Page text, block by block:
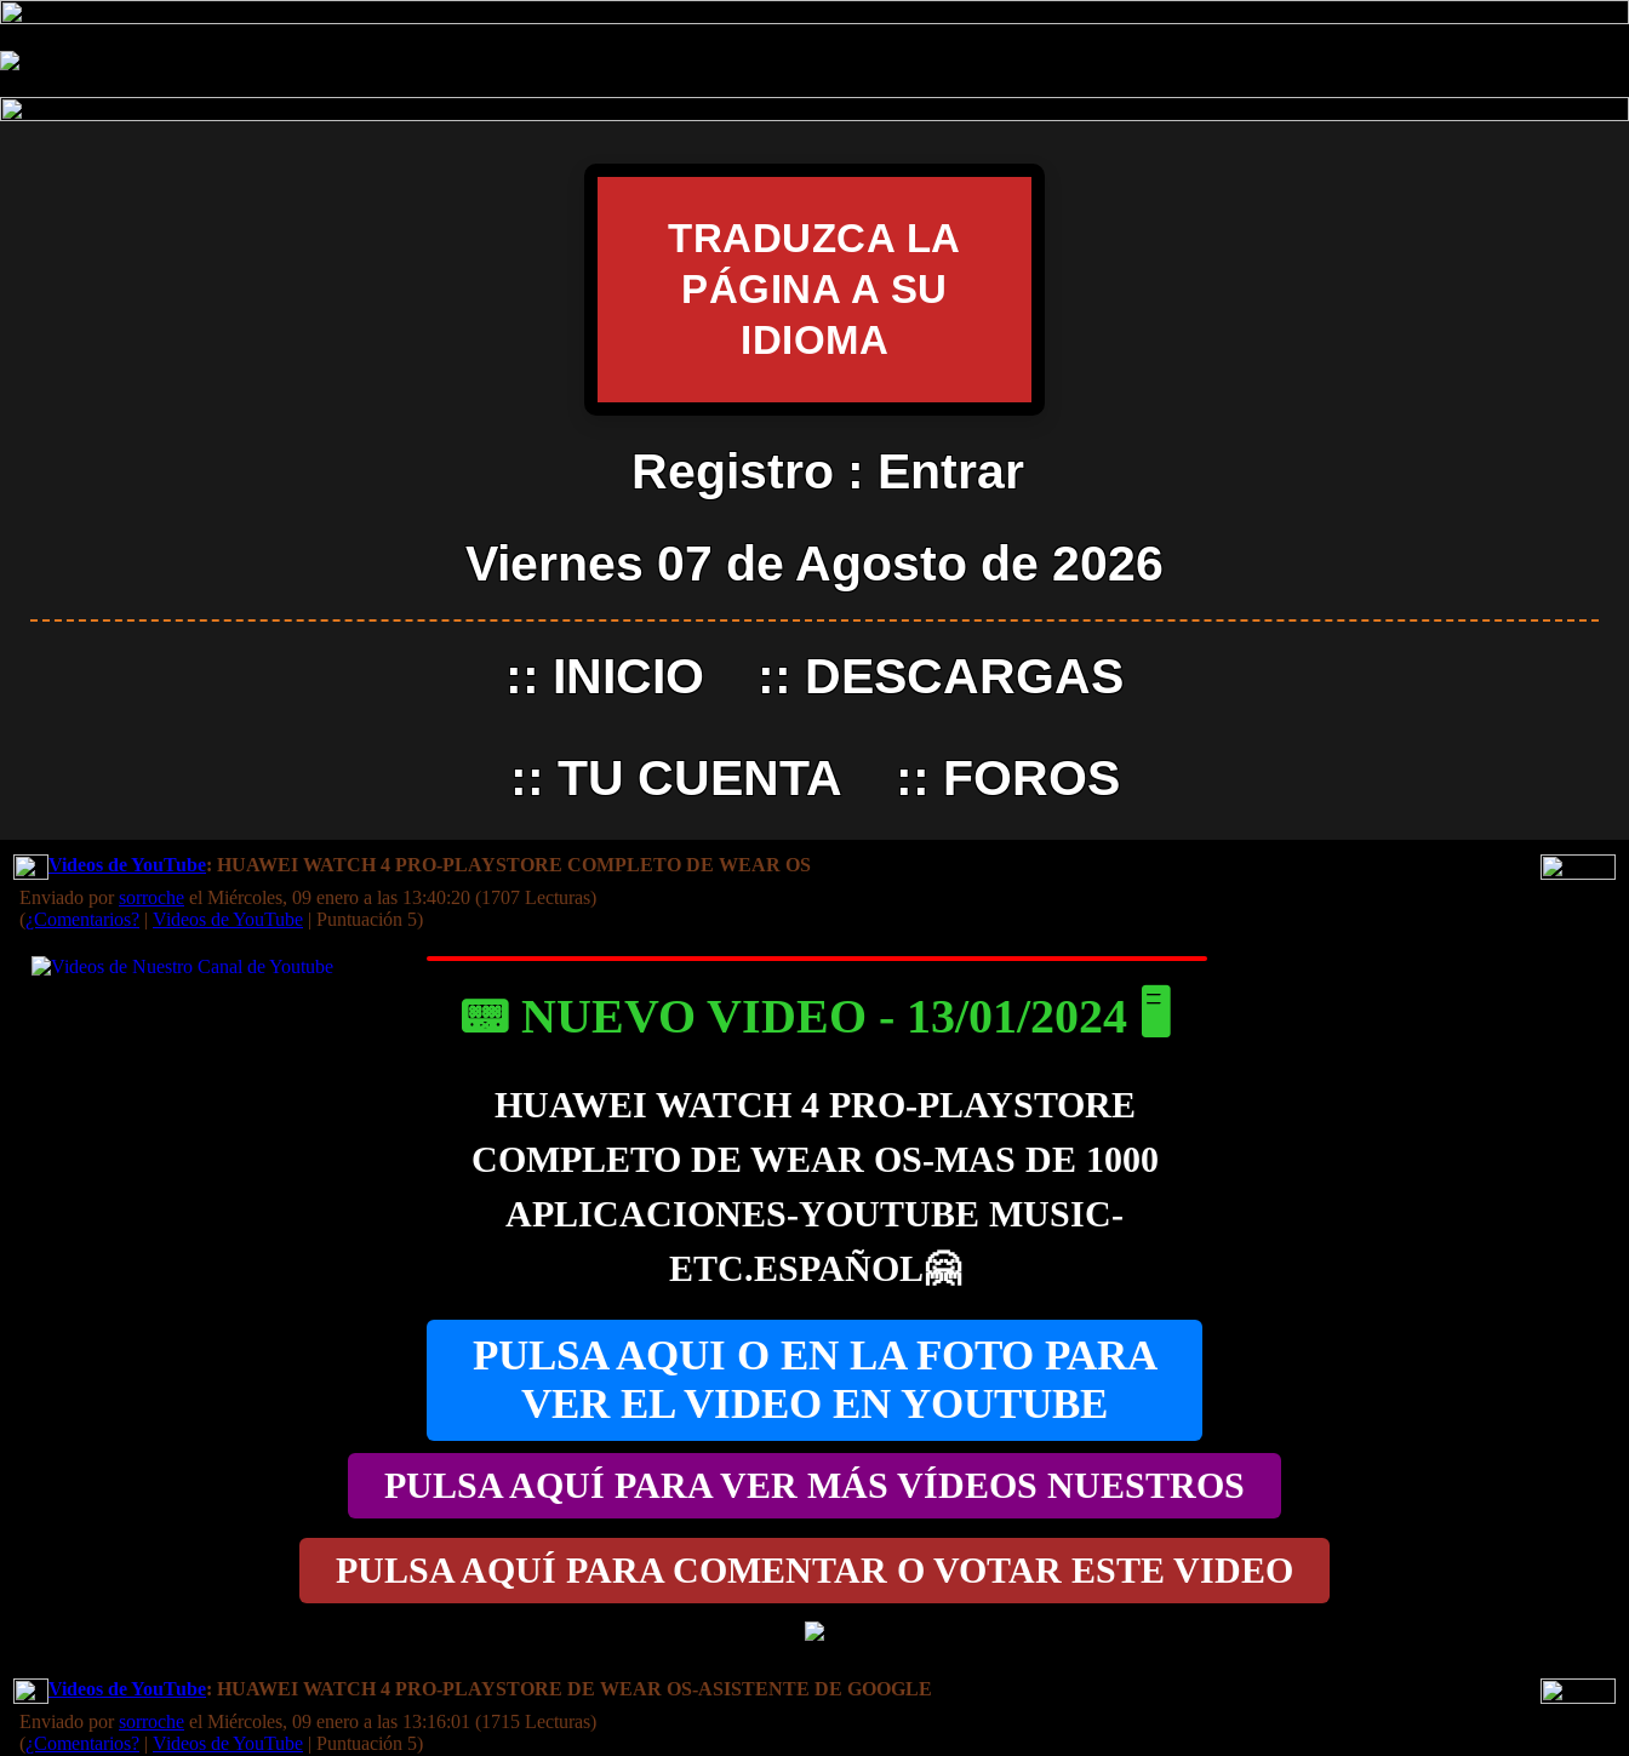
TRADUZCA LA
PÁGINA A SU
IDIOMA
Registro : Entrar
Viernes 07 de Agosto de 2026
:: INICIO :: DESCARGAS
:: TU CUENTA :: FOROS
Videos de YouTube: HUAWEI WATCH 4 PRO-PLAYSTORE COMPLETO DE WEAR OS
Enviado por sorroche el Miércoles, 09 enero a las 13:40:20 (1707 Lecturas)
(¿Comentarios? | Videos de YouTube | Puntuación 5)
📟 NUEVO VIDEO - 13/01/2024 🖥️
HUAWEI WATCH 4 PRO-PLAYSTORE
COMPLETO DE WEAR OS-MAS DE 1000
APLICACIONES-YOUTUBE MUSIC-
ETC.ESPAÑOL🤗
PULSA AQUI O EN LA FOTO PARA
VER EL VIDEO EN YOUTUBE
PULSA AQUÍ PARA VER MÁS VÍDEOS NUESTROS
PULSA AQUÍ PARA COMENTAR O VOTAR ESTE VIDEO
Videos de YouTube: HUAWEI WATCH 4 PRO-PLAYSTORE DE WEAR OS-ASISTENTE DE GOOGLE
Enviado por sorroche el Miércoles, 09 enero a las 13:16:01 (1715 Lecturas)
(¿Comentarios? | Videos de YouTube | Puntuación 5)